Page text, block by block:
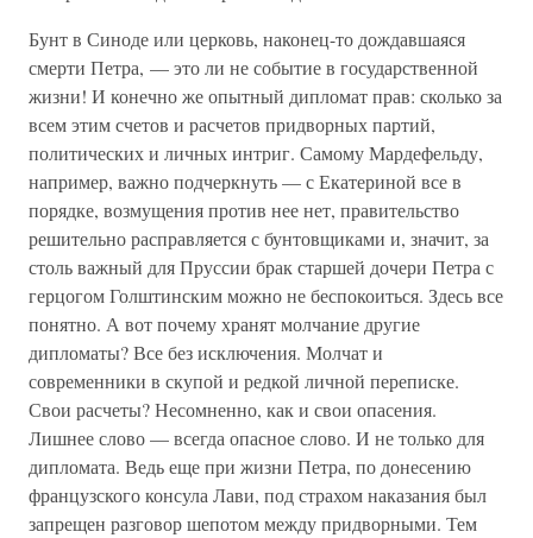
Бунт в Синоде или церковь, наконец-то дождавшаяся
смерти Петра, — это ли не событие в государственной
жизни! И конечно же опытный дипломат прав: сколько за
всем этим счетов и расчетов придворных партий,
политических и личных интриг. Самому Мардефельду,
например, важно подчеркнуть — с Екатериной все в
порядке, возмущения против нее нет, правительство
решительно расправляется с бунтовщиками и, значит, за
столь важный для Пруссии брак старшей дочери Петра с
герцогом Голштинским можно не беспокоиться. Здесь все
понятно. А вот почему хранят молчание другие
дипломаты? Все без исключения. Молчат и
современники в скупой и редкой личной переписке.
Свои расчеты? Несомненно, как и свои опасения.
Лишнее слово — всегда опасное слово. И не только для
дипломата. Ведь еще при жизни Петра, по донесению
французского консула Лави, под страхом наказания был
запрещен разговор шепотом между придворными. Тем